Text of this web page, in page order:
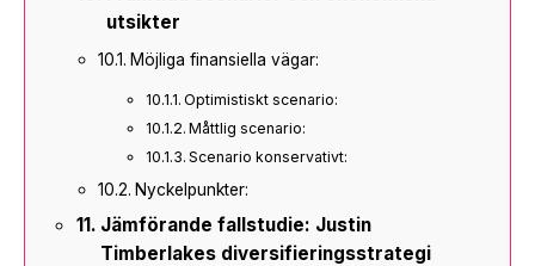
utsikter
Möjliga finansiella vägar:
Optimistiskt scenario:
Måttlig scenario:
Scenario konservativt:
Nyckelpunkter:
Jämförande fallstudie: Justin
Timberlakes diversifieringsstrategi